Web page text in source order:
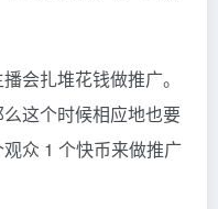
会扎堆花钱做推广。
这个时候相应地也要
众 1 个快币来做推广